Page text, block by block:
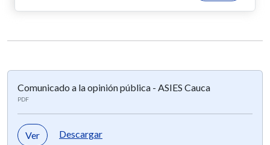
Comunicado a la opinión pública - ASIES Cauca
PDF
Ver Descargar